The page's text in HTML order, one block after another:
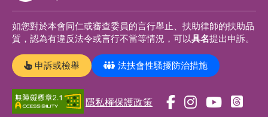
如您對於本會同仁或審查委員的言行舉止、扶助律師的扶助品
質，認為有違反法令或言行不當等情況，可以具名提出申訴。
申訴或檢舉 法扶會性騷擾防治措施
隱私權保護政策